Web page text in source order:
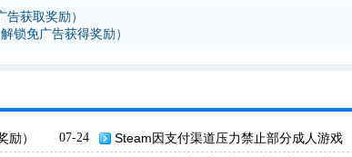
获取奖励）
锁免广告获得奖励）
07-24
） Steam因支付渠道压力禁止部分成人游戏